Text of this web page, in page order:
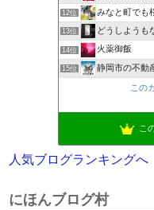
12位 みなと町でも桜
13位 どうしようも
14位 火薬御飯
15位 静岡市の不
この
こ
人気ブログランキングへ
にほんブログ村